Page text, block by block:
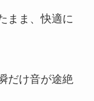
まま、快適に
だけ音が途絶